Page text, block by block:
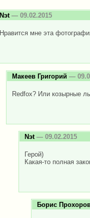
Nэt— 09.02.2015
Нравится мне эта
Макеев Григорий —
Redfox? Или козырные
Nэt — 09.02.2015
Герой)
Какая-то полная
Борис